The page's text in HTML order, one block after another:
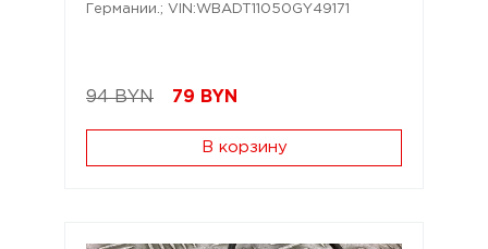
Германии.; VIN:WBADT11050GY49171
94 BYN 79 BYN
В корзину